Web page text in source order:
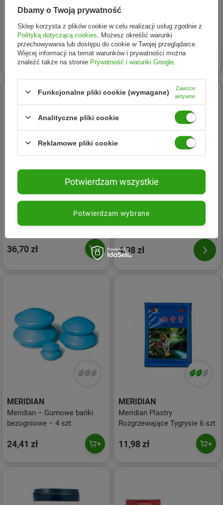
MERIDIAN
Meridian − Liść oliwny − 60
kaps.
32,86 zł
MERIDIAN
Meridian Dong Quai Żeńszeń
Kobiecy 60 Kapsułek
29,46 zł
MERIDIAN
Meridian − Liść oliwny Extra
− 60 kaps.
36,70 zł
Meridian − Essential Balm,
maść tygrysia − 3.5 g
4,98 zł
MERIDIAN
Meridian − Gumowe bańki
bezogniowe − 4 szt.
24,41 zł
MERIDIAN
Meridian Plastry
Rozgrzewające Tygrysie 6 szt
11,98 zł
Dbamy o Twoją prywatność
Sklep korzysta z plików cookie w celu realizacji usług zgodnie z
Polityką dotyczącą cookies . Możesz określić warunki
przechowywania lub dostępu do cookie w Twojej przeglądarce.
Więcej informacji na temat warunków i prywatności można
znaleźć także na stronie Prywatność i warunki Google
Funkcjonalne pliki cookie (wymagane)
Zawsze
aktywne
Analityczne pliki cookie
Reklamowe pliki cookie
Potwierdzam wybrane
Potwierdzam wszystkie